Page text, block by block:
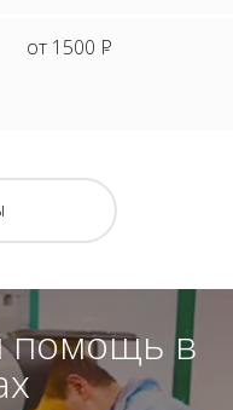
от 1500 Р
помощь в